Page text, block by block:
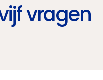
vragen